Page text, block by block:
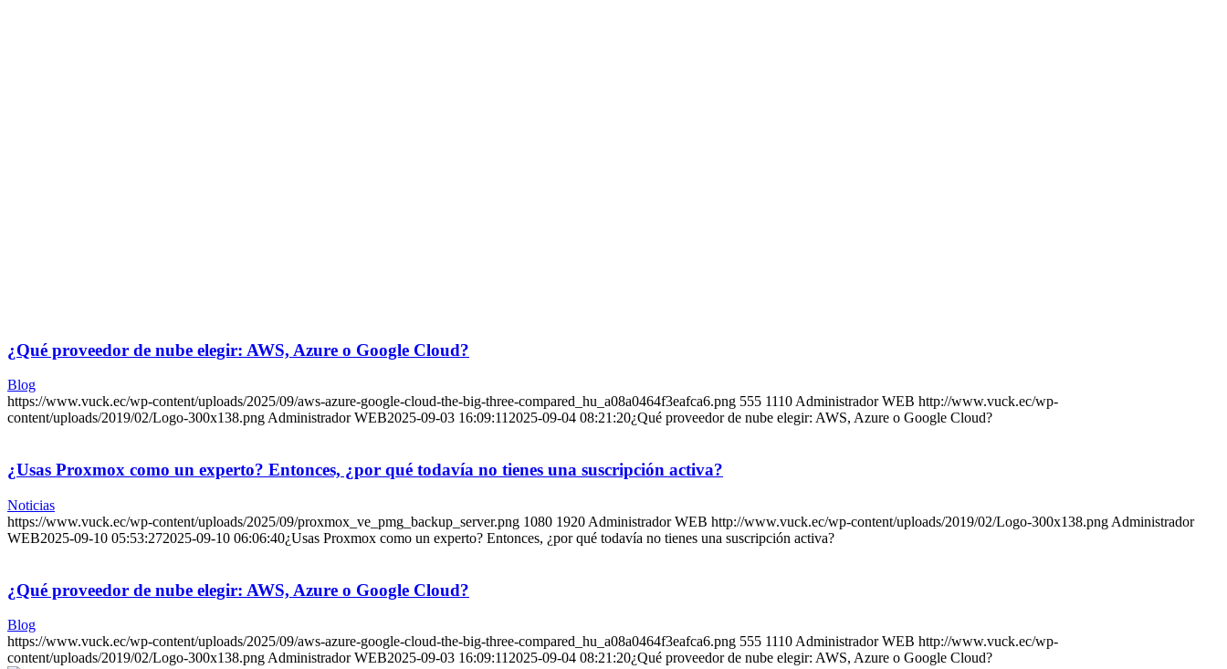
¿Qué proveedor de nube elegir: AWS, Azure o Google Cloud?
Blog
https://www.vuck.ec/wp-content/uploads/2025/09/aws-azure-google-cloud-the-big-three-compared_hu_a08a0464f3eafca6.png 555 1110Administrador WEB http://www.vuck.ec/wp-
content/uploads/2019/02/Logo-300x138.pngAdministrador WEB2025-09-03 16:09:112025-09-04 08:21:20¿Qué proveedor de nube elegir: AWS, Azure o Google Cloud?
¿Usas Proxmox como un experto? Entonces, ¿por qué todavía no tienes una suscripción activa?
Noticias
https://www.vuck.ec/wp-content/uploads/2025/09/proxmox_ve_pmg_backup_server.png 1080 1920 Administrador WEB http://www.vuck.ec/wp-content/uploads/2019/02/Logo-300x138.png Administrador
WEB2025-09-10 05:53:272025-09-10 06:06:40¿Usas Proxmox como un experto? Entonces, ¿por qué todavía no tienes una suscripción activa?
¿Qué proveedor de nube elegir: AWS, Azure o Google Cloud?
Blog
https://www.vuck.ec/wp-content/uploads/2025/09/aws-azure-google-cloud-the-big-three-compared_hu_a08a0464f3eafca6.png 555 1110 Administrador WEB http://www.vuck.ec/wp-
content/uploads/2019/02/Logo-300x138.png Administrador WEB2025-09-03 16:09:11 2025-09-04 08:21:20¿Qué proveedor de nube elegir: AWS, Azure o Google Cloud?